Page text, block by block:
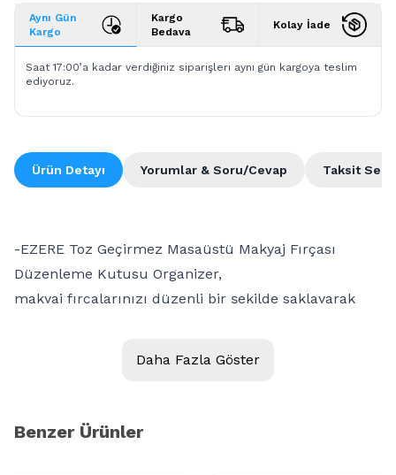
Aynı Gün
Kargo
Kargo
Bedava
Kolay İade
Saat 17:00’a kadar verdiğiniz siparişleri aynı gün kargoya teslim
ediyoruz.
Ürün Detayı Taksit
Yorumlar & Soru/Cevap
-EZERE Toz Geçirmez Masaüstü Makyaj Fırçası
Düzenleme Kutusu Organizer,
makyaj fırçalarınızı düzenli bir şekilde saklayarak
engelleyen kapak tasarımına sahiptir.
Daha Fazla Göster
Benzer Ürünler